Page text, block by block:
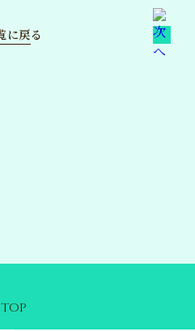
に戻る
TOP